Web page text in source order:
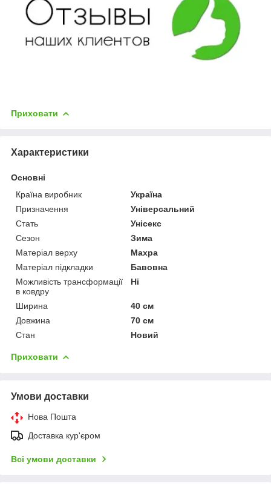
Приховати
Характеристики
Основні
Країна виробник
Україна
Призначення
Універсальний
Стать
Унісекс
Сезон
Зима
Матеріал верху
Махра
Матеріал підкладки
Бавовна
Можливість трансформації
в ковдру
Ні
Ширина
40 см
Довжина
70 см
Стан
Новий
Приховати
Умови доставки
Нова Пошта
Доставка кур'єром
Всі умови доставки